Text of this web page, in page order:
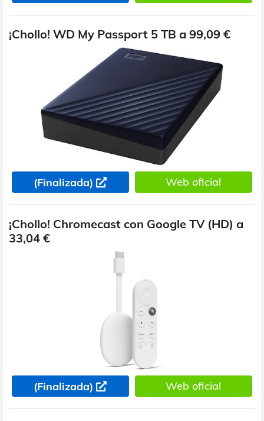
¡Chollo! WD My Passport 5 TB a 99,09 €
(Finalizada) Web oficial
¡Chollo! Chromecast con Google TV (HD) a
33,04 €
(Finalizada) Web oficial